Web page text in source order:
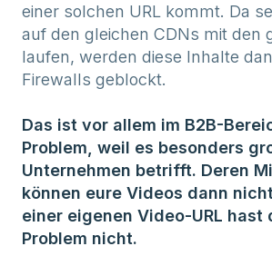
einer solchen URL kommt. Da
auf den gleichen CDNs mit den
laufen, werden diese Inhalte
Firewalls geblockt.
Das ist vor allem im B2B-
Problem, weil es besonders
Unternehmen betrifft. Deren
können eure Videos dann
einer eigenen Video-URL hast
Problem nicht.